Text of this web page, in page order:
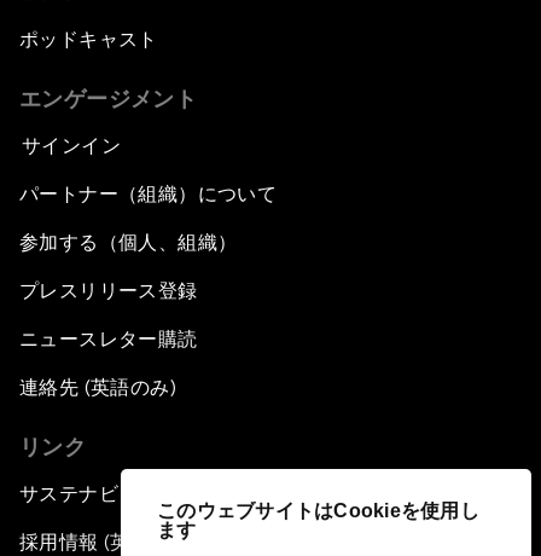
このウェブサイトはCookieを使用し
ます
ポッドキャスト
エンゲージメント
サインイン
パートナー（組織）について
参加する（個人、組織）
プレスリリース登録
ニュースレター購読
連絡先 (英語のみ)
リンク
サステナビリティへの取り組み
採用情報 (英語のみ)